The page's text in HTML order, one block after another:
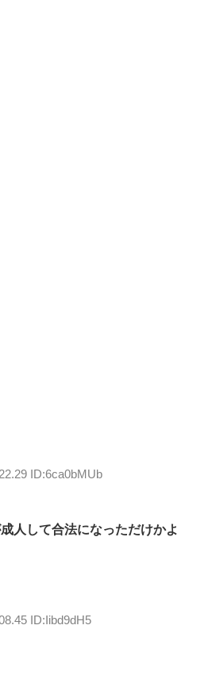
ID:6ca0bMUb
人して合法になっただけかよ
ID:Iibd9dH5